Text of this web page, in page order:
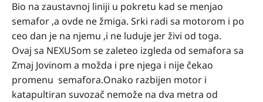
Bio na zaustavnoj liniji u pokretu kad se menjao
semafor ,a ovde ne žmiga. Srki radi sa motorom i po
ceo dan je na njemu ,i ne luduje jer živi od toga.
Ovaj sa NEXUSom se zaleteo izgleda od semafora sa
Zmaj Jovinom a možda i pre njega i nije čekao
promenu semafora.Onako razbijen motor i
katapultiran suvozač nemože na dva metra od